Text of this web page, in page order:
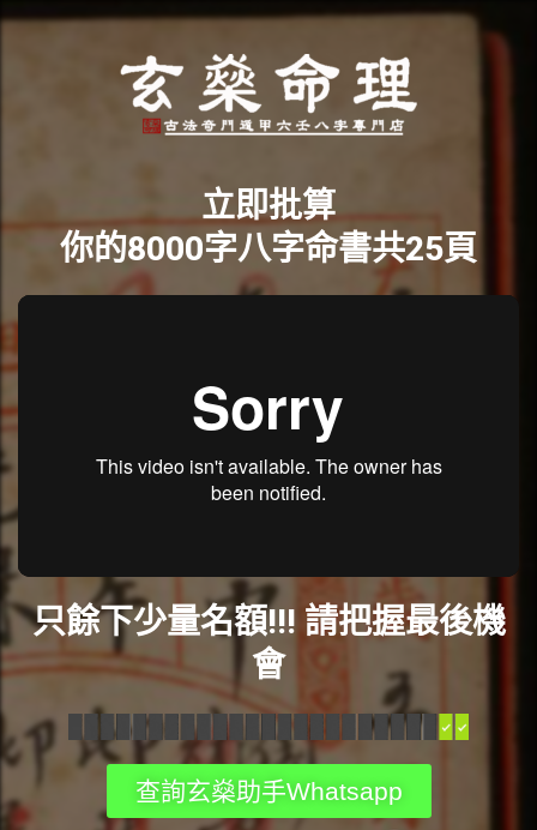
立即批算
你的8000字八字命書共25頁
只餘下少量名額!!! 請把握最後機
會
查詢玄燊助手Whatsapp